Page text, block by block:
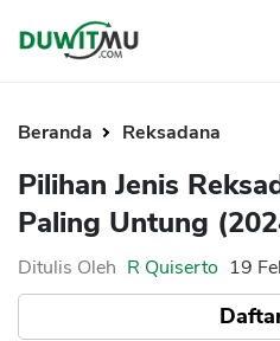
Reksadana
Saham
Bitcoin
Beranda Reksadana
Pilihan Jenis
Paling Untung
Ditulis Oleh R Quiserto 19